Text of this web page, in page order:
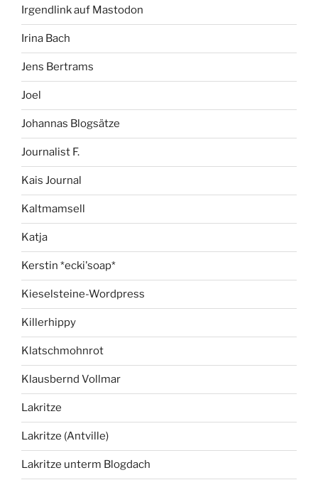
Irgendlink auf Mastodon
Irina Bach
Jens Bertrams
Joel
Johannas Blogsätze
Journalist F.
Kais Journal
Kaltmamsell
Katja
Kerstin *ecki'soap*
Kieselsteine-Wordpress
Killerhippy
Klatschmohnrot
Klausbernd Vollmar
Lakritze
Lakritze (Antville)
Lakritze unterm Blogdach